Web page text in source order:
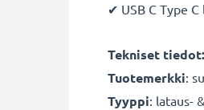
✔ USB C Type
Tekniset tiedot:
Tuotemerkki:
Tyyppi: lataus-